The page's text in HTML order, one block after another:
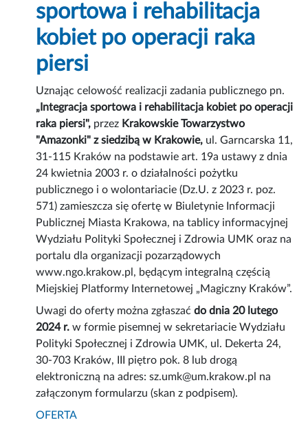
sportowa i rehabilitacja
kobiet po operacji raka
piersi
Uznając celowość realizacji zadania publicznego pn.
„Integracja sportowa i rehabilitacja kobiet po operacji
raka piersi", przez Krakowskie Towarzystwo
"Amazonki" z siedzibą w Krakowie, ul. Garncarska 11,
31-115 Kraków na podstawie art. 19a ustawy z dnia
24 kwietnia 2003 r. o działalności pożytku
publicznego i o wolontariacie (Dz.U. z 2023 r. poz.
571) zamieszcza się ofertę w Biuletynie Informacji
Publicznej Miasta Krakowa, na tablicy informacyjnej
Wydziału Polityki Społecznej i Zdrowia UMK oraz na
portalu dla organizacji pozarządowych
www.ngo.krakow.pl, będącym integralną częścią
Miejskiej Platformy Internetowej „Magiczny Kraków”.
Uwagi do oferty można zgłaszaćdo dnia 20 lutego
2024 r. w formie pisemnej w sekretariacie Wydziału
Polityki Społecznej i Zdrowia UMK, ul. Dekerta 24,
30-703 Kraków, III piętro pok. 8 lub drogą
elektroniczną na adres: sz.umk@um.krakow.pl na
załączonym formularzu (skan z podpisem).
OFERTA